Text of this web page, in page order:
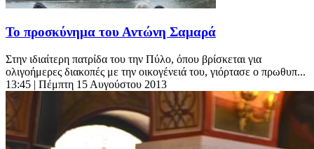
Το προσκύνημα του Αντώνη Σαμαρά
Στην ιδιαίτερη πατρίδα του την Πύλο, όπου βρίσκεται για
ολιγοήμερες διακοπές με την οικογένειά του, γιόρτασε ο πρωθυπ...
13:45 | Πέμπτη 15 Αυγούστου 2013